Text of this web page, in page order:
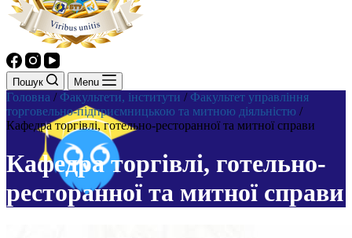
Пошук Menu
Головна / Факультети, інститути / Факультет управління
торговельно-підприємницькою та митною діяльністю /
Кафедра торгівлі, готельно-ресторанної та митної справи
Кафедра торгівлі, готельно-
ресторанної та митної справи